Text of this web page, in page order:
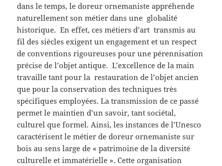
dans le temps, le doreur ornemaniste appréhende
naturellement son métier dans une globalité
historique. En effet, ces métiers d’art transmis au
fil des siècles exigent un engagement et un respect
de conventions rigoureuses pour une pérennisation
précise de l’objet antique. L’excellence de la main
travaille tant pour la restauration de l’objet ancien
que pour la conservation des techniques très
spécifiques employées. La transmission de ce passé
permet le maintien d’un savoir, tant sociétal,
culturel que formel. Ainsi, les instances de l’Unesco
caractérisent le métier de doreur ornemaniste sur
bois au sens large de « patrimoine de la diversité
culturelle et immatérielle ». Cette organisation